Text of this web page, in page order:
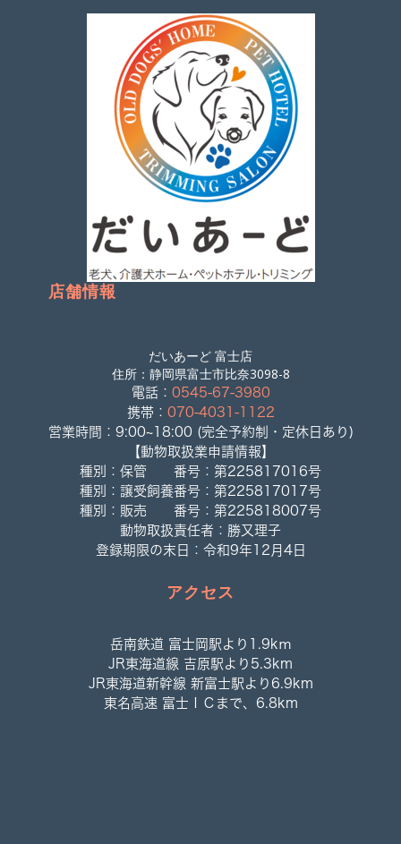
店舗情報
だいあーど 富士店
住所：静岡県富士市比奈3098-8
電話： 0545-67-3980
携帯： 070-4031-1122
営業時間：9:00~18:00 (完全予約制・定休日あり)
【動物取扱業申請情報】
種別：保管 番号：第225817016号
種別：譲受飼養番号：第225817017号
種別：販売 番号：第225818007号
動物取扱責任者：勝又理子
登録期限の末日：令和9年12月4日
アクセス
岳南鉄道 富士岡駅より1.9kｍ
JR東海道線 吉原駅より5.3km
JR東海道新幹線 新富士駅より6.9km
東名高速 富士ＩＣまで、6.8km